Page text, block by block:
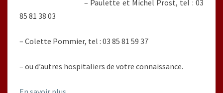
– Paulette et Michel Prost, tel : 03
85 81 38 03
– Colette Pommier, tel : 03 85 81 59 37
– ou d’autres hospitaliers de votre connaissance.